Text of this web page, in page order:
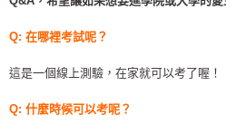
Q: 在哪裡考試呢？
這是一個線上測驗，在家就可以考了喔！
Q: 什麼時候可以考呢？